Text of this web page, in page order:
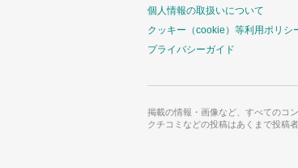
個人情報の取扱いについて
クッキー（cookie）等利用ポリシ
プライバシーガイド
掲載の情報・画像など、すべてのコ
クチコミなどの投稿はあくまで投稿